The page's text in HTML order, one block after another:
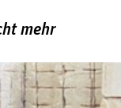
mehr